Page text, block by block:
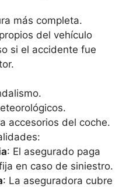
más completa.
del vehículo
si el accidente fue
accesorios del coche.
: El asegurado paga
en caso de siniestro.
: La aseguradora cubre